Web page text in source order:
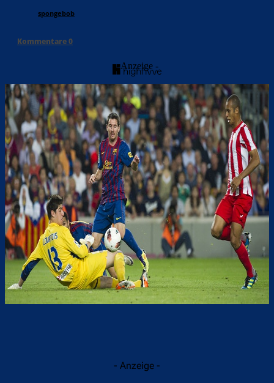
spongebob
Kommentare0
- Anzeige -
- Anzeige -